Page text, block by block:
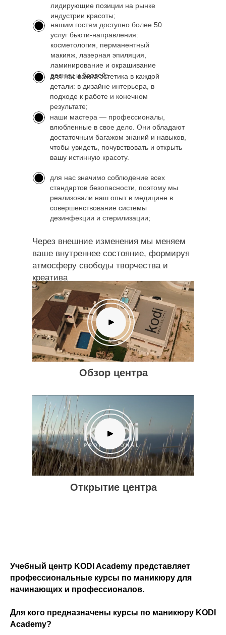
лидирующие позиции на рынке
индустрии красоты;
для нас важна эстетика в каждой
детали: в дизайне интерьера, в
подходе к работе и конечном
результате;
нашим гостям доступно более 50
услуг бьюти-направления:
косметология, перманентный
макияж, лазерная эпиляция,
ламинирование и окрашивание
ресниц и бровей;
наши мастера — профессионалы,
влюбленные в свое дело. Они обладают
достаточным багажом знаний и навыков,
чтобы увидеть, почувствовать и открыть
вашу истинную красоту.
для нас значимо соблюдение всех
стандартов безопасности, поэтому мы
реализовали наш опыт в медицине в
совершенствование системы
дезинфекции и стерилизации;
Через внешние изменения мы меняем
ваше внутреннее состояние, формируя
атмосферу свободы творчества и
креатива
Обзор центра
Открытие центра
Учебный центр KODI Academy представляет
профессиональные курсы по маникюру для
начинающих и профессионалов.
Для кого предназначены курсы по маникюру KODI
Academy?